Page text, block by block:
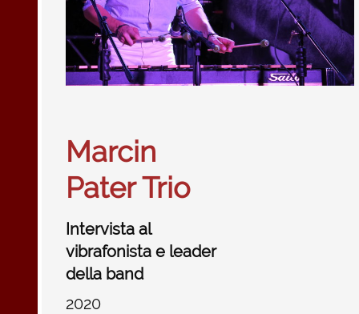
Marcin
Pater Trio
Intervista al
vibrafonista e leader
della band
2020